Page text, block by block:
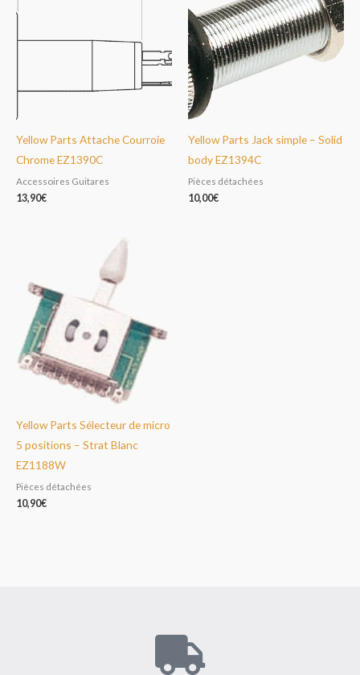
Yellow Parts Attache Courroie
Chrome EZ1390C
Accessoires Guitares
13,90€
Yellow Parts Jack simple – Solid
body EZ1394C
Pièces détachées
10,00€
Yellow Parts Sélecteur de micro
5 positions – Strat Blanc
EZ1188W
Pièces détachées
10,90€